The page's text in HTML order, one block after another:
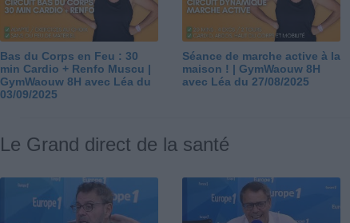
Bas du Corps en Feu : 30
min Cardio + Renfo Muscu |
GymWaouw 8H avec Léa du
03/09/2025
Séance de marche active à la
maison ! | GymWaouw 8H
avec Léa du 27/08/2025
Le Grand direct de la santé